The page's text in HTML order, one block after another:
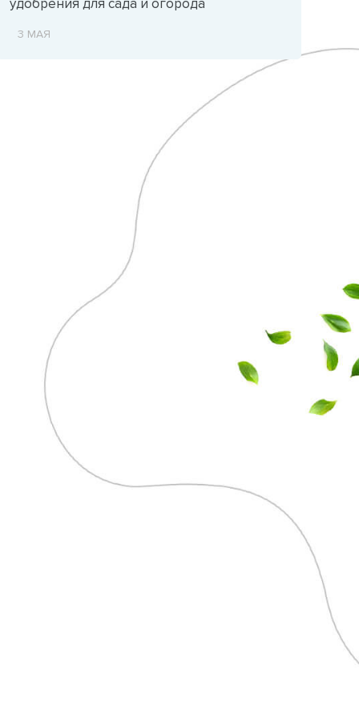
удобрения для сада и огорода
3 МАЯ